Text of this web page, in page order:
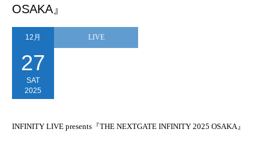
OSAKA』
12月
27
SAT
2025
LIVE
INFINITY LIVE presents『THE NEXTGATE INFINITY 2025 OSAKA』